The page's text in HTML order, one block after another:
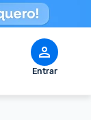
Entrar